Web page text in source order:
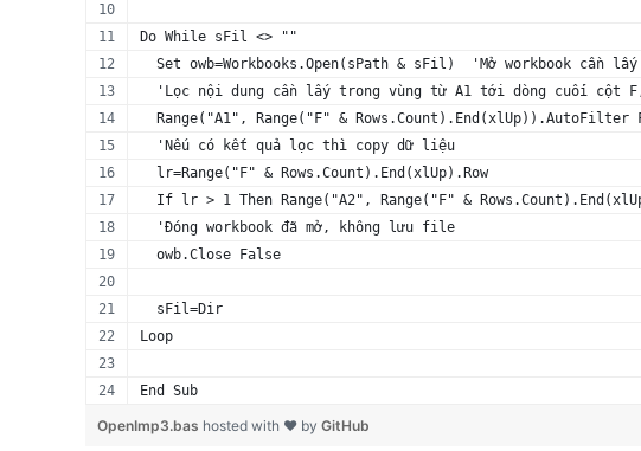
Do While sFil <> ""
Set owb=Workbooks.Open(sPath & sFil)  'Mở workbook cần
'Lọc nội dung cần lấy trong vùng từ A1 tới dòng cuối cột
Range("A1", Range("F" & Rows.Count).End(xlUp)).AutoFilter
  'Nếu có kết quả lọc thì copy dữ liệu
  lr=Range("F" & Rows.Count).End(xlUp).Row
If lr > 1 Then Range("A2", Range("F" &
  'Đóng workbook đã mở, không lưu file
  owb.Close False
  sFil=Dir
Loop
End Sub
OpenImp3.bas hosted with ❤ by GitHub